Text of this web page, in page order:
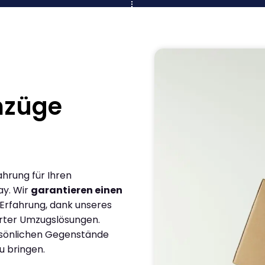
für Ihren
Wir garantieren einen
dank unseres
Umzugslösungen.
Gegenstände
bringen.